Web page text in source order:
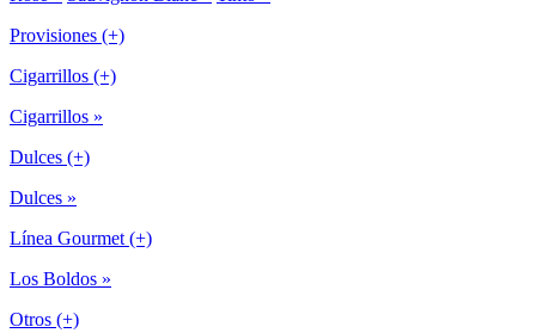
Provisiones (+)
Cigarrillos (+)
Cigarrillos »
Dulces (+)
Dulces »
Línea Gourmet (+)
Los Boldos »
Otros (+)